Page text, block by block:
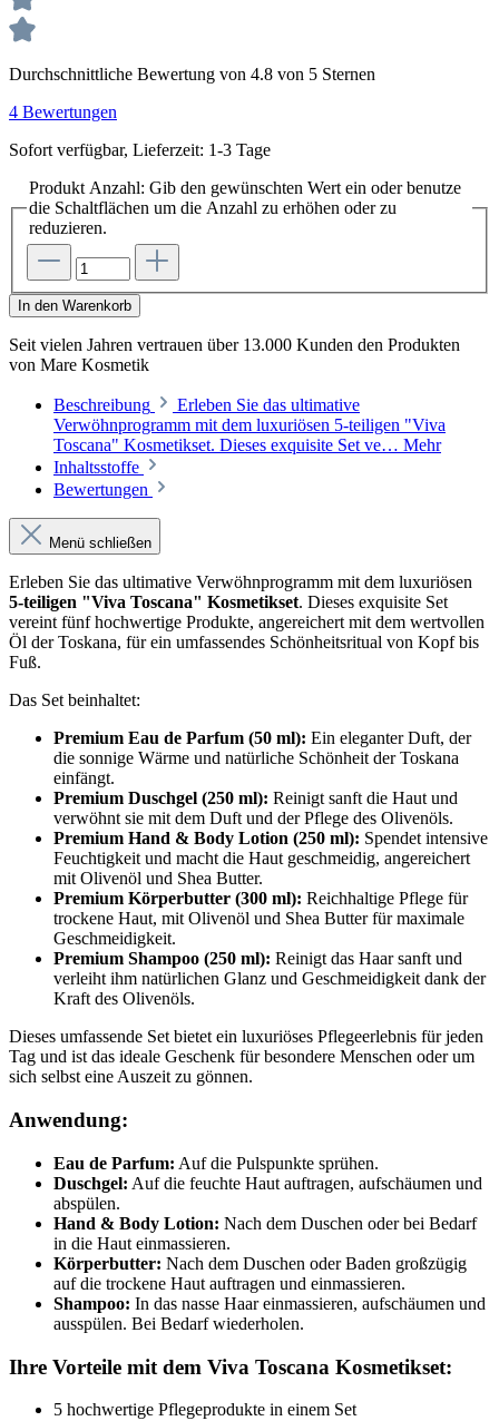
Durchschnittliche Bewertung von 4.8 von 5 Sternen
4 Bewertungen
Sofort verfügbar, Lieferzeit: 1-3 Tage
Produkt Anzahl: Gib den gewünschten Wert ein oder benutze
die Schaltflächen um die Anzahl zu erhöhen oder zu
reduzieren.
In den Warenkorb
Seit vielen Jahren vertrauen über 13.000 Kunden den Produkten
von Mare Kosmetik
Beschreibung
Erleben Sie das ultimative
Verwöhnprogramm mit dem luxuriösen 5-teiligen "Viva
Toscana" Kosmetikset. Dieses exquisite Set ve… Mehr
Inhaltsstoffe
Bewertungen
Menü schließen
Erleben Sie das ultimative Verwöhnprogramm mit dem luxuriösen
5-teiligen "Viva Toscana" Kosmetikset. Dieses exquisite Set
vereint fünf hochwertige Produkte, angereichert mit dem wertvollen
Öl der Toskana, für ein umfassendes Schönheitsritual von Kopf bis
Fuß.
Das Set beinhaltet:
Premium Eau de Parfum (50 ml): Ein eleganter Duft, der
die sonnige Wärme und natürliche Schönheit der Toskana
einfängt.
Premium Duschgel (250 ml): Reinigt sanft die Haut und
verwöhnt sie mit dem Duft und der Pflege des Olivenöls.
Premium Hand & Body Lotion (250 ml): Spendet intensive
Feuchtigkeit und macht die Haut geschmeidig, angereichert
mit Olivenöl und Shea Butter.
Premium Körperbutter (300 ml): Reichhaltige Pflege für
trockene Haut, mit Olivenöl und Shea Butter für maximale
Geschmeidigkeit.
Premium Shampoo (250 ml): Reinigt das Haar sanft und
verleiht ihm natürlichen Glanz und Geschmeidigkeit dank der
Kraft des Olivenöls.
Dieses umfassende Set bietet ein luxuriöses Pflegeerlebnis für jeden
Tag und ist das ideale Geschenk für besondere Menschen oder um
sich selbst eine Auszeit zu gönnen.
Anwendung:
Eau de Parfum: Auf die Pulspunkte sprühen.
Duschgel: Auf die feuchte Haut auftragen, aufschäumen und
abspülen.
Hand & Body Lotion: Nach dem Duschen oder bei Bedarf
in die Haut einmassieren.
Körperbutter: Nach dem Duschen oder Baden großzügig
auf die trockene Haut auftragen und einmassieren.
Shampoo: In das nasse Haar einmassieren, aufschäumen und
ausspülen. Bei Bedarf wiederholen.
Ihre Vorteile mit dem Viva Toscana Kosmetikset:
5 hochwertige Pflegeprodukte in einem Set